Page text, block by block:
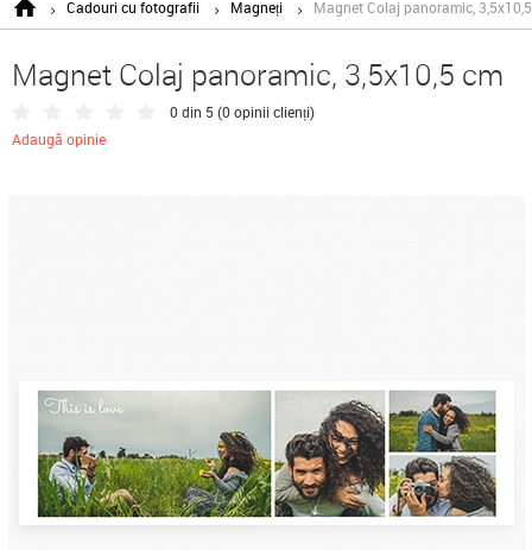
Cadouri cu fotografii Magneți Magnet Colaj panoramic,
Magnet Colaj panoramic, 3,5x10,5 cm
0 din 5 (0 opinii clienți)
Adaugă opinie